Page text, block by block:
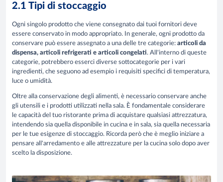
2.1 Tipi di stoccaggio
Ogni singolo prodotto che viene consegnato dai tuoi fornitori deve
essere conservato in modo appropriato. In generale, ogni prodotto da
conservare può essere assegnato a una delle tre categorie: articoli da
dispensa, articoli refrigerati e articoli congelati. All'interno di queste
categorie, potrebbero esserci diverse sottocategorie per i vari
ingredienti, che seguono ad esempio i requisiti specifici di temperatura,
luce o umidità.
Oltre alla conservazione degli alimenti, è necessario conservare anche
gli utensili e i prodotti utilizzati nella sala. È fondamentale considerare
le capacità del tuo ristorante prima di acquistare qualsiasi attrezzatura,
intendendo sia quella disponibile in cucina e in sala, sia quella necessaria
per le tue esigenze di stoccaggio. Ricorda però che è meglio iniziare a
pensare all'arredamento e alle attrezzature per la cucina solo dopo aver
scelto la disposizione.